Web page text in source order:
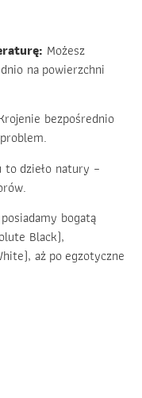
Możesz
na powierzchni
bezpośrednio
to dzieło natury –
bogatą
Black),
aż po egzotyczne